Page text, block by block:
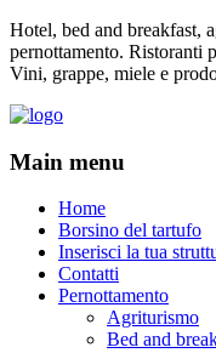
Hotel, bed and breakfast,
pernottamento. Ristoranti
Vini, grappe, miele e
Main menu
Home
Borsino del tartufo
Inserisci la tua
Contatti
Pernottamento
Agriturismo
Bed and